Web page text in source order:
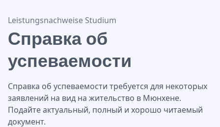
Справка об успеваемости
Leistungsnachweise Studium
Справка об
успеваемости
Справка об успеваемости требуется для некоторых
заявлений на вид на жительство в Мюнхене.
Подайте актуальный, полный и хорошо читаемый
документ.